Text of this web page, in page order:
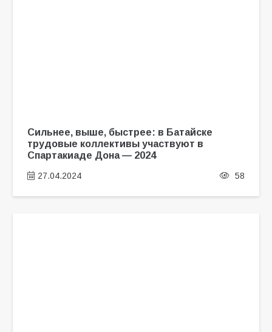
Сильнее, выше, быстрее: в Батайске
трудовые коллективы участвуют в
Спартакиаде Дона — 2024
27.04.2024 58